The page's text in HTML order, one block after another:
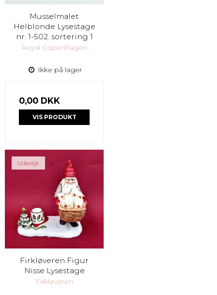
Musselmalet
Helblonde Lysestage
nr. 1-502. sortering 1
Royal Copenhagen
Ikke på lager
0,00 DKK
VIS PRODUKT
Udsolgt
Firkløveren Figur
Nisse Lysestage
Firkløveren